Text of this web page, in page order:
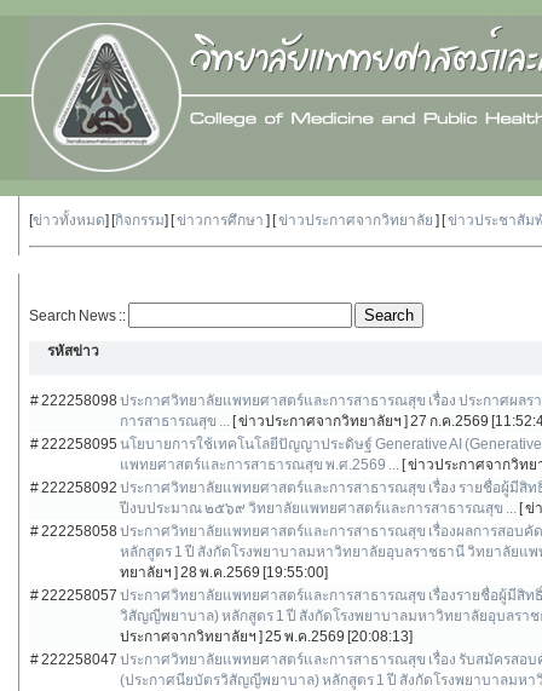
[ข่าวทั้งหมด] [กิจกรรม] [ข่าวการศึกษา ] [ข่าวประกาศจากวิทยาลัย ] [ข่าวประชาสัม
Search News ::
รหัสข่าว
# 222258098ประกาศวิทยาลัยแพทยศาสตร์และการสาธารณสุข เรื่อง ประกาศผล
การสาธารณสุข ... [ ข่าวประกาศจากวิทยาลัยฯ ] 27 ก.ค.2569
# 222258095 นโยบายการใช้เทคโนโลยีปัญญาประดิษฐ์ Generative AI
แพทยศาสตร์และการสาธารณสุข พ.ศ.2569 ... [ ข่าวประกาศจากวิทย
# 222258092 ประกาศวิทยาลัยแพทยศาสตร์และการสาธารณสุข เรื่อง รายชื่อผู้มีสิท
ปีงบประมาณ ๒๕๖๙ วิทยาลัยแพทยศาสตร์และการสาธารณสุข ... [ ข่
# 222258058ประกาศวิทยาลัยแพทยศาสตร์และการสาธารณสุข เรื่องผลการสอบ
หลักสูตร 1 ปี สังกัดโรงพยาบาลมหาวิทยาลัยอุบลราชธานี วิทยาลัย
ทยาลัยฯ ] 28 พ.ค.2569 [19:55:00]
# 222258057 ประกาศวิทยาลัยแพทยศาสตร์และการสาธารณสุข เรื่องรายชื่อผู้มีสิ
วิสัญญีพยาบาล) หลักสูตร 1 ปี สังกัดโรงพยาบาลมหาวิทยาลัยอุบลร
ประกาศจากวิทยาลัยฯ ] 25 พ.ค.2569 [20:08:13]
# 222258047 ประกาศวิทยาลัยแพทยศาสตร์และการสาธารณสุข เรื่อง รับสมัครส
(ประกาศนียบัตรวิสัญญีพยาบาล) หลักสูตร 1 ปี สังกัดโรงพยาบาลม